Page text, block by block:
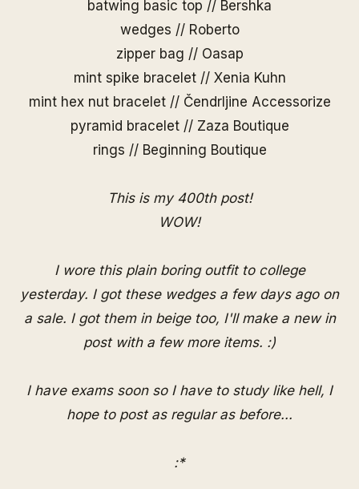
batwing basic top // Bershka
wedges // Roberto
zipper bag // Oasap
mint spike bracelet // Xenia Kuhn
mint hex nut bracelet // Čendrljine Accessorize
pyramid bracelet // Zaza Boutique
rings // Beginning Boutique
This is my 400th post!
WOW!
I wore this plain boring outfit to college
yesterday. I got these wedges a few days ago on
a sale. I got them in beige too, I'll make a new in
post with a few more items. :)
I have exams soon so I have to study like hell, I
hope to post as regular as before...
:*